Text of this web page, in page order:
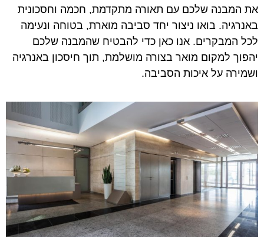
את המבנה שלכם עם תאורה מתקדמת, חכמה וחסכונית
באנרגיה. בואו ניצור יחד סביבה מוארת, בטוחה ונעימה
לכל המבקרים. אנו כאן כדי להבטיח שהמבנה שלכם
יהפוך למקום מואר בצורה מושלמת, תוך חיסכון באנרגיה
ושמירה על איכות הסביבה.